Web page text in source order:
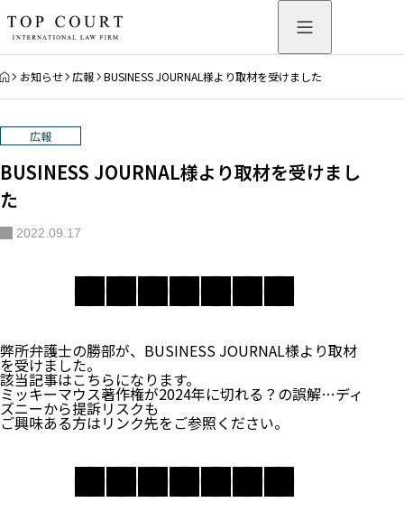
HOME
お知らせ 広報 BUSINESS JOURNAL様より取材を受けました
広報
BUSINESS JOURNAL様より取材を受けまし
た
2022.09.17
弊所弁護士の勝部が、BUSINESS JOURNAL様より取材
を受けました。
該当記事はこちらになります。
ミッキーマウス著作権が2024年に切れる？の誤解…ディ
ズニーから提訴リスクも
ご興味ある方はリンク先をご参照ください。